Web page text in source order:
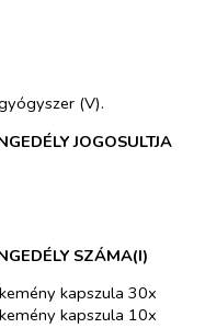
(V).
JOGOSULTJA
SZÁMA(I)
kapszula 30x
kapszula 10x